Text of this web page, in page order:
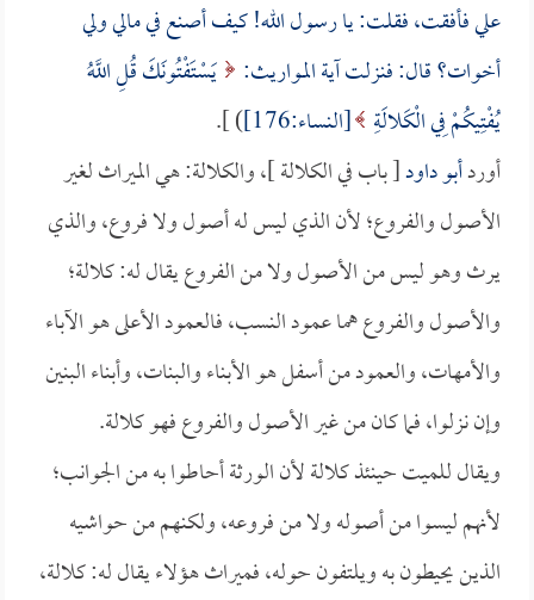
علي فأفقت، فقلت: يا رسول الله! كيف أصنع في مالي ولي
أخوات؟ قال: فنزلت آية المواريث: يَسْتَفْتُونَكَ قُلِ اللَّهُ
يُفْتِيكُمْ فِي الْكَلالَةِ [النساء:176]
) ].
أوردأبو داود[ باب في الكلالة ]، والكلالة: هي الميراث لغير
الأصول والفروع؛ لأن الذي ليس له أصول ولا فروع، والذي
يرث وهو ليس من الأصول ولا من الفروع يقال له: كلالة؛
والأصول والفروع هما عمود النسب، فالعمود الأعلى هو الآباء
والأمهات، والعمود من أسفل هو الأبناء والبنات، وأبناء البنين
وإن نزلوا، فما كان من غير الأصول والفروع فهو كلالة.
ويقال للميت حينئذ كلالة لأن الورثة أحاطوا به من الجوانب؛
لأنهم ليسوا من أصوله ولا من فروعه، ولكنهم من حواشيه
الذين يحيطون به ويلتفون حوله، فميراث هؤلاء يقال له: كلالة،